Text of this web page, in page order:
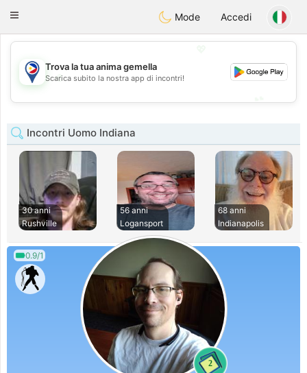
PhilippinesChat
Toggle
Mode Accedi
💖
💕
Trova la tua anima gemella
Scarica subito la nostra app di incontri!
Incontri Uomo Indiana
30 anni
Rushville
56 anni
Logansport
68 anni
Indianapolis
0.9/1
2